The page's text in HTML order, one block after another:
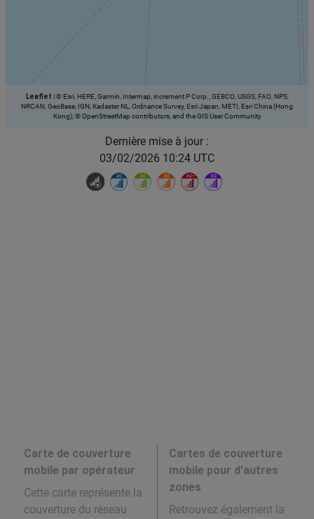
Leaflet
© Esri, HERE, Garmin, Intermap, increment P Corp., GEBCO, USGS, FAO, NPS,
NRCAN, GeoBase, IGN, Kadaster NL, Ordnance Survey, Esri Japan, METI, Esri China (Hong
Kong), © OpenStreetMap contributors, and the GIS User Community
Dernière mise à jour :
03/02/2026 10:24 UTC
Carte de couverture
mobile par opérateur
Cette carte représente la
couverture du réseau
Cartes de couverture
mobile pour d'autres
zones
Retrouvez également la